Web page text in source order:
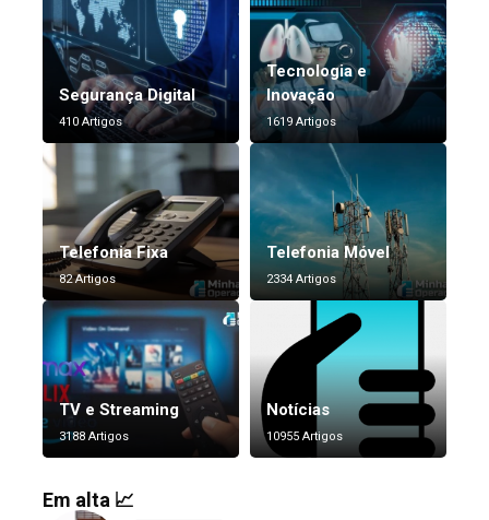
Segurança Digital
410 Artigos
Tecnologia e
Inovação
1619 Artigos
Telefonia Fixa
82 Artigos
Telefonia Móvel
2334 Artigos
TV e Streaming
3188 Artigos
Notícias
10955 Artigos
Em alta 📈